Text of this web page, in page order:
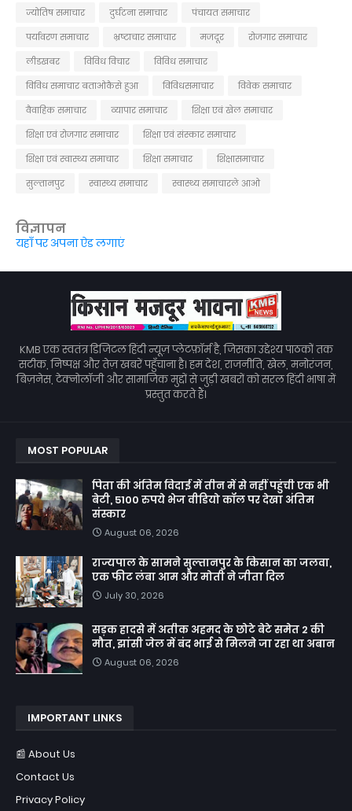
ज्योतिष समाचार
दुर्घटना समाचार
पंचायत समाचार
पर्यावरण समाचार
भ्रष्टाचार समाचार मजदूर
रोजगार समाचार
लीडखबर
विविध विचार
विविध समाचार
विविध समाचार बताओकैसे हुआ
विविधसमाचार
विवेक समाचार
वैवाहिक समाचार
व्यापार समाचार
शिक्षा एवं खेल समाचार
शिक्षा एवं रोजगार समाचार
शिक्षा एवं संस्कार समाचार
शिक्षा एवं स्वास्थ्य समाचार
शिक्षा समाचार
शिक्षासमाचार
सुल्तानपुर
स्वास्थ्य समाचार स्वास्थ्य समाचारले आओ
विज्ञापन
यहाँ पर अपना ऐड लगाएं
KMB एक स्वतंत्र डिजिटल हिंदी न्यूज़ प्लेटफ़ॉर्म है, जिसका उद्देश्य पाठकों तक
सटीक, निष्पक्ष और तेज़ खबरें पहुँचाना है। हम देश, राजनीति, खेल, मनोरंजन,
बिज़नेस, टेक्नोलॉजी और सामाजिक मुद्दों से जुड़ी खबरों को सरल हिंदी भाषा में
प्रस्तुत करते हैं।
MOST POPULAR
पिता की अंतिम विदाई में तीन में से नहीं पहुंची एक भी
बेटी, 5100 रुपये भेज वीडियो कॉल पर देखा अंतिम
संस्कार
August 06, 2026
राज्यपाल के सामने सुल्तानपुर के किसान का जलवा,
एक फीट लंबा आम और मोती ने जीता दिल
July 30, 2026
सड़क हादसे में अतीक अहमद के छोटे बेटे समेत 2 की
मौत, झांसी जेल में बंद भाई से मिलने जा रहा था अबान
August 06, 2026
IMPORTANT LINKS
📰 About Us
Contact Us
Privacy Policy